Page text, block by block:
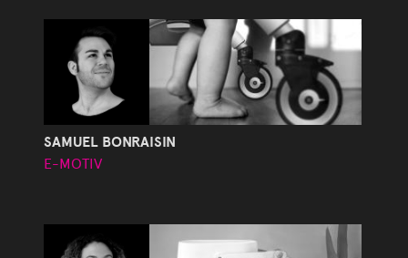
SAMUEL BONRAISIN
E-MOTIV